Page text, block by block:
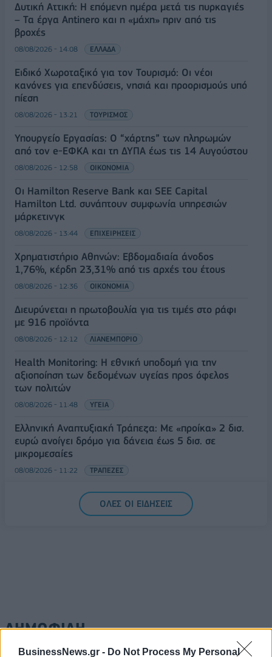
BusinessNews.gr - Do Not Process My Personal
Δυτική Αττική: Η επόμενη ημέρα μετά τις πυρκαγιές
– Τα έργα Antinero και η «μάχη» πριν από τις
βροχές
08/08/2026 - 14:08 ΕΛΛΑΔΑ
Ειδικό Χωροταξικό για τον Τουρισμό: Οι νέοι
κανόνες για επενδύσεις, νησιά και προορισμούς υπό
πίεση
08/08/2026 - 13:21 ΤΟΥΡΙΣΜΟΣ
Υπουργείο Εργασίας: Ο “χάρτης” των πληρωμών
από τον e-ΕΦΚΑ και τη ΔΥΠΑ έως τις 14 Αυγούστου
08/08/2026 - 12:58 ΟΙΚΟΝΟΜΙΑ
Οι Hamilton Reserve Bank και SEE Capital
Hamilton Ltd. συνάπτουν συμφωνία υπηρεσιών
μάρκετινγκ
08/08/2026 - 13:44 ΕΠΙΧΕΙΡΗΣΕΙΣ
Χρηματιστήριο Αθηνών: Εβδομαδιαία άνοδος
1,76%, κέρδη 23,31% από τις αρχές του έτους
08/08/2026 - 12:36 ΟΙΚΟΝΟΜΙΑ
Διευρύνεται η πρωτοβουλία για τις τιμές στο ράφι
με 916 προϊόντα
08/08/2026 - 12:12 ΛΙΑΝΕΜΠΟΡΙΟ
Health Monitoring: Η εθνική υποδομή για την
αξιοποίηση των δεδομένων υγείας προς όφελος
των πολιτών
08/08/2026 - 11:48 ΥΓΕΙΑ
Ελληνική Αναπτυξιακή Τράπεζα: Με «προίκα» 2 δισ.
ευρώ ανοίγει δρόμο για δάνεια έως 5 δισ. σε
μικρομεσαίες
08/08/2026 - 11:22 ΤΡΑΠΕΖΕΣ
5G παντού, 6G στον ορίζοντα: Πού βρίσκεται η
Ελλάδα στη μεγάλη τεχνολογική μετάβαση
ΟΛΕΣ ΟΙ ΕΙΔΗΣΕΙΣ
ΔΗΜΟΦΙΛΗ